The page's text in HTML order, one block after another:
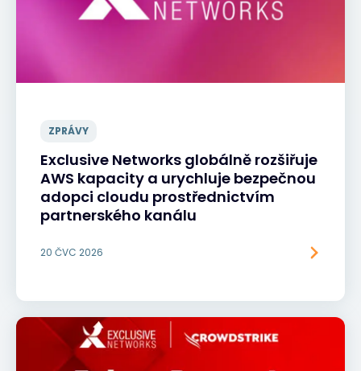
ZPRÁVY
Exclusive Networks globálně rozšiřuje
AWS kapacity a urychluje bezpečnou
adopci cloudu prostřednictvím
partnerského kanálu
20 ČVC 2026